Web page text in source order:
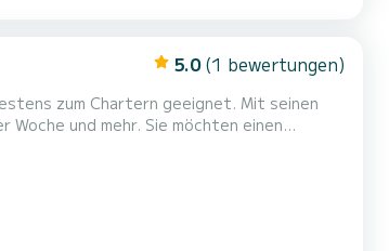
5.0 (1 bewertungen)
zum Chartern geeignet. Mit seinen
und mehr. Sie möchten einen
mit bis zu 6 Personen an Bord kommen und